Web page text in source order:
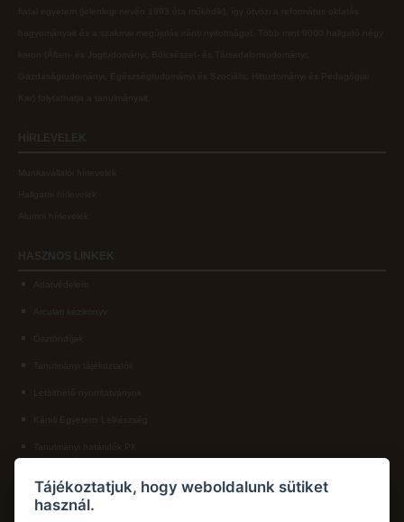
fiatal egyetem (jelenlegi nevén 1993 óta működik), így ötvözi a református oktatás
hagyományait és a szakmai megújulás iránti nyitottságot. Több mint 9000 hallgató négy
karon ( Állam- és Jogtudományi; Bölcsészet- és Társadalomtudományi;
Gazdaságtudományi, Egészségtudományi és Szociális; Hittudományi és Pedagógiai
Kar ) folytathatja a tanulmányait.
HÍRLEVELEK
Munkavállalói hírlevelek
Hallgatói hírlevelek
Alumni hírlevelek
HASZNOS LINKEK
Adatvédelem
Arculati kézikönyv
Ösztöndíjak
Tanulmányi tájékoztatók
Letölthető nyomtatványok
Károli Egyetemi Lelkészség
Tanulmányi határidők PK
KAPCSOLAT
Károli Gáspár Református Egyetem, Pedagógiai Kar
Tájékoztatjuk, hogy weboldalunk sütiket
használ.